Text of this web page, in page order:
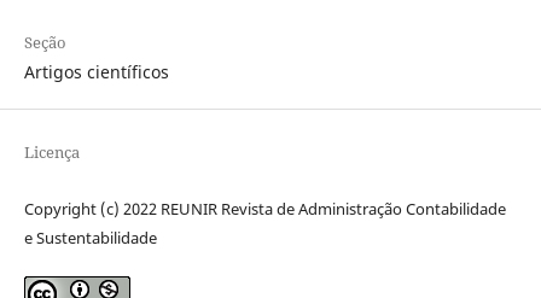
Seção
Artigos científicos
Licença
Copyright (c) 2022 REUNIR Revista de Administração Contabilidade
e Sustentabilidade